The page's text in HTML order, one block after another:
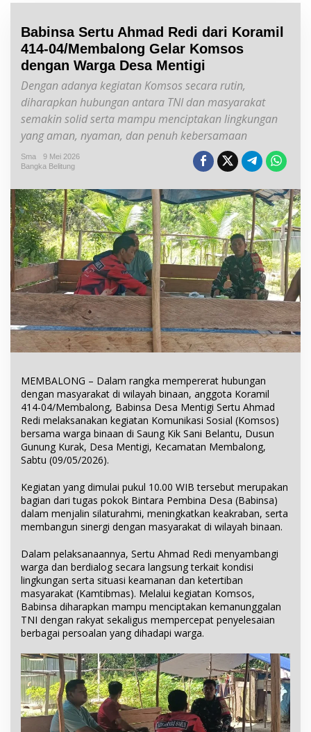
Babinsa Sertu Ahmad Redi dari Koramil
414-04/Membalong Gelar Komsos
dengan Warga Desa Mentigi
Dengan adanya kegiatan Komsos secara rutin,
diharapkan hubungan antara TNI dan masyarakat
semakin solid serta mampu menciptakan lingkungan
yang aman, nyaman, dan penuh kebersamaan
Sma
9 Mei 2026
Bangka Belitung
MEMBALONG – Dalam rangka mempererat hubungan
dengan masyarakat di wilayah binaan, anggota Koramil
414-04/Membalong, Babinsa Desa Mentigi Sertu Ahmad
Redi melaksanakan kegiatan Komunikasi Sosial (Komsos)
bersama warga binaan di Saung Kik Sani Belantu, Dusun
Gunung Kurak, Desa Mentigi, Kecamatan Membalong,
Sabtu (09/05/2026).
Kegiatan yang dimulai pukul 10.00 WIB tersebut merupakan
bagian dari tugas pokok Bintara Pembina Desa (Babinsa)
dalam menjalin silaturahmi, meningkatkan keakraban, serta
membangun sinergi dengan masyarakat di wilayah binaan.
Dalam pelaksanaannya, Sertu Ahmad Redi menyambangi
warga dan berdialog secara langsung terkait kondisi
lingkungan serta situasi keamanan dan ketertiban
masyarakat (Kamtibmas). Melalui kegiatan Komsos,
Babinsa diharapkan mampu menciptakan kemanunggalan
TNI dengan rakyat sekaligus mempercepat penyelesaian
berbagai persoalan yang dihadapi warga.